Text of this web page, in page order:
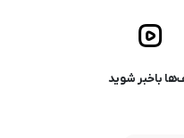
باخبر شوید